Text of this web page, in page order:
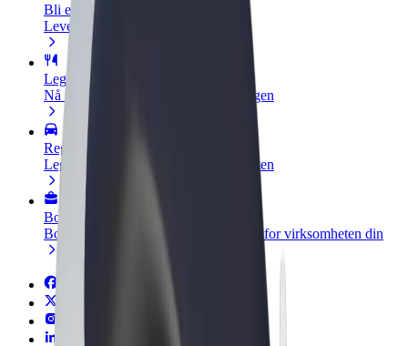
Bli et leveringsbud
Lever mat og få betalt ukentlig
Legg til en restaurant eller butikk
Nå ut til flere kunder og øk inntjeningen
Registrer deg som flåteeier
Legg til flåten din i Bolt og øk inntekten
Bolt for Business
Bolt-produkter og tjenester oppskalert for virksomheten din